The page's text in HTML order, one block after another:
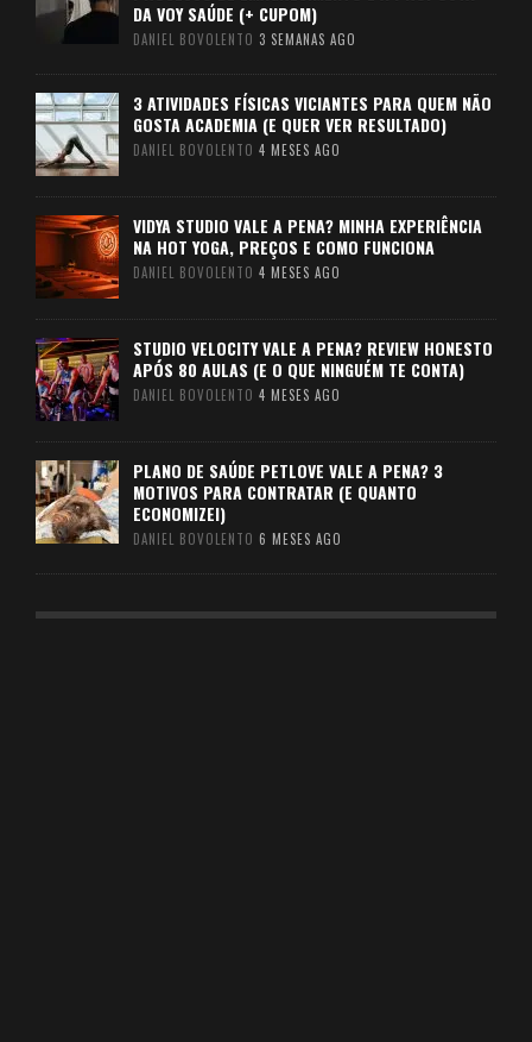
DA VOY SAÚDE (+ CUPOM)
DANIEL BOVOLENTO 3 SEMANAS AGO
3 ATIVIDADES FÍSICAS VICIANTES PARA QUEM NÃO
GOSTA ACADEMIA (E QUER VER RESULTADO)
DANIEL BOVOLENTO 4 MESES AGO
VIDYA STUDIO VALE A PENA? MINHA EXPERIÊNCIA
NA HOT YOGA, PREÇOS E COMO FUNCIONA
DANIEL BOVOLENTO 4 MESES AGO
STUDIO VELOCITY VALE A PENA? REVIEW HONESTO
APÓS 80 AULAS (E O QUE NINGUÉM TE CONTA)
DANIEL BOVOLENTO 4 MESES AGO
PLANO DE SAÚDE PETLOVE VALE A PENA? 3
MOTIVOS PARA CONTRATAR (E QUANTO
ECONOMIZEI)
DANIEL BOVOLENTO 6 MESES AGO